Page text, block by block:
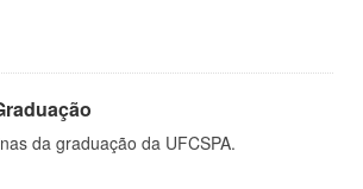
da graduação da UFCSPA.